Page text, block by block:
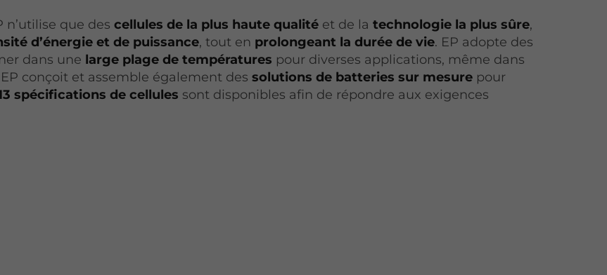
n’utilise que des cellules de la plus haute qualitéet de la technologie la plus sûre,
d’énergie et de puissance, tout en prolongeant la durée de vie. EP adopte des
dans une large plage de températures pour diverses applications, même dans
EP conçoit et assemble également des solutions de batteries sur mesurepour
spécifications de cellules sont disponibles afin de répondre aux exigences